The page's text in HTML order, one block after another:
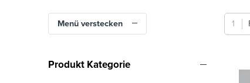
Menü verstecken
Produkt Kategorie